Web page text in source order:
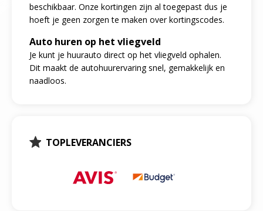
beschikbaar. Onze kortingen zijn al toegepast dus je
hoeft je geen zorgen te maken over kortingscodes.
Auto huren op het vliegveld
Je kunt je huurauto direct op het vliegveld ophalen.
Dit maakt de autohuurervaring snel, gemakkelijk en
naadloos.
TOPLEVERANCIERS